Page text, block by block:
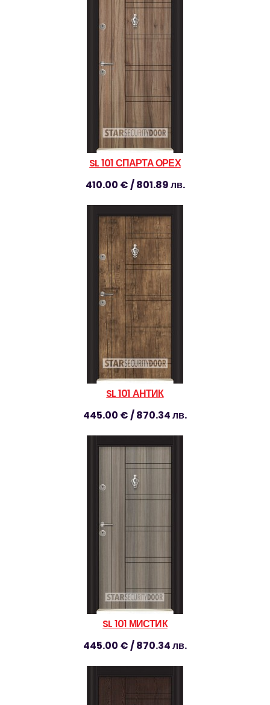
SL 101 СПАРТА ОРЕХ
410.00 € / 801.89 лв.
SL 101 АНТИК
445.00 € / 870.34 лв.
SL 101 МИСТИК
445.00 € / 870.34 лв.